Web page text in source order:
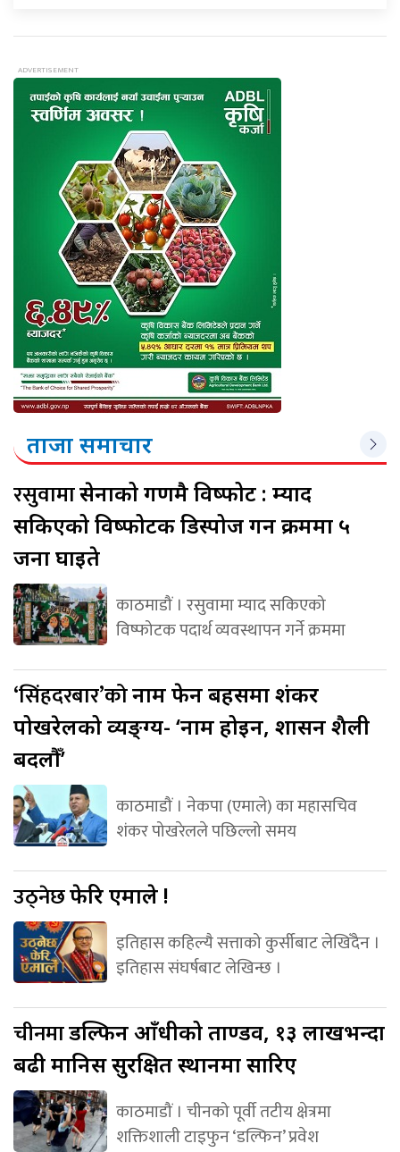
ताजा समाचार
रसुवामासेनाको गणमै विष्फोट : म्याद
सकिएको विष्फोटक डिस्पोज गर्ने क्रममा ५
जना घाइते
काठमाडौं । रसुवामा म्याद सकिएको
विष्फोटक पदार्थ व्यवस्थापन गर्ने क्रममा
‘सिंहदरबार’कोनाम फेर्ने बहसमा शंकर
पोखरेलको व्यङ्ग्य- ‘नाम होइन, शासन शैली
बदलौँ’
काठमाडौं । नेकपा (एमाले) का महासचिव
शंकर पोखरेलले पछिल्लो समय
उठ्नेछफेरि एमाले !
इतिहास कहिल्यै सत्ताको कुर्सीबाट लेखिँदैन ।
इतिहास संघर्षबाट लेखिन्छ ।
चीनमाडल्फिन आँधीको ताण्डव, १३ लाखभन्दा
बढी मानिस सुरक्षित स्थानमा सारिए
काठमाडौं । चीनको पूर्वी तटीय क्षेत्रमा
शक्तिशाली टाइफुन ‘डल्फिन’ प्रवेश